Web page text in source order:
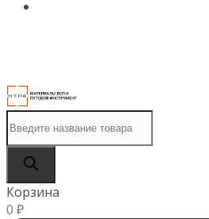
товаров
Корзина
0 ₽